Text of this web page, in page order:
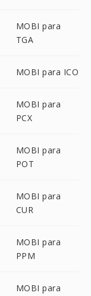
MOBI para
TGA
MOBI para ICO
MOBI para
PCX
MOBI para
POT
MOBI para
CUR
MOBI para
PPM
MOBI para